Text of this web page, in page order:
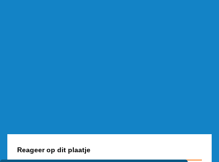
Reageer op dit plaatje